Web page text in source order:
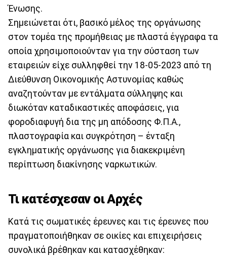
Ένωσης.
Σημειώνεται ότι, βασικό μέλος της οργάνωσης
στον τομέα της προμήθειας με πλαστά έγγραφα τα
οποία χρησιμοποιούνταν για την σύσταση των
εταιρειών είχε συλληφθεί την 18-05-2023 από τη
Διεύθυνση Οικονομικής Αστυνομίας καθώς
αναζητούνταν με εντάλματα σύλληψης και
διωκόταν καταδικαστικές αποφάσεις, για
φοροδιαφυγή δια της μη απόδοσης Φ.Π.Α.,
πλαστογραφία και συγκρότηση – ένταξη
εγκληματικής οργάνωσης για διακεκριμένη
περίπτωση διακίνησης ναρκωτικών.
Τι κατέσχεσαν οι Αρχές
Κατά τις σωματικές έρευνες και τις έρευνες που
πραγματοποιήθηκαν σε οικίες και επιχειρήσεις
συνολικά βρέθηκαν και κατασχέθηκαν: